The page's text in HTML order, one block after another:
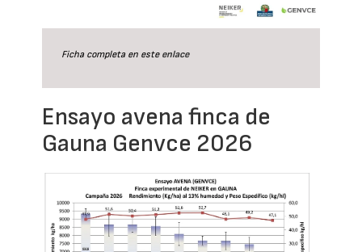
Ficha completa en este enlace
Ensayo avena finca de
Gauna Genvce 2026